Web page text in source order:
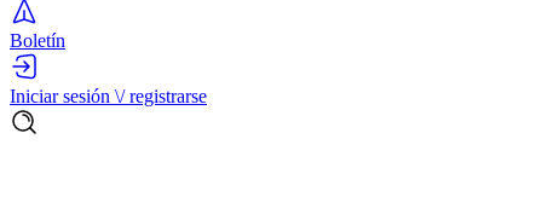
Boletín
Iniciar sesión \/ registrarse